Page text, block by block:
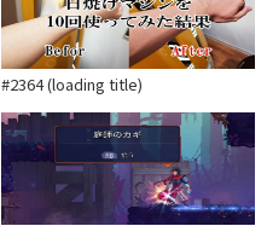
#2364 (loading title)